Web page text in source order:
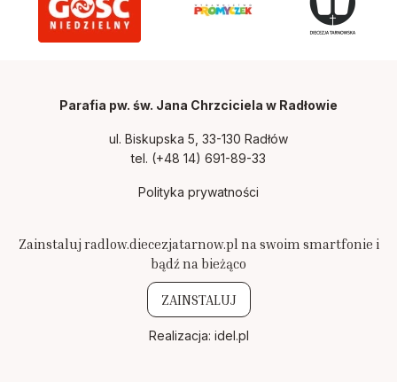
Parafia pw. św. Jana Chrzciciela w Radłowie
ul. Biskupska 5, 33-130 Radłów
tel. (+48 14) 691-89-33
Polityka prywatności
Zainstaluj radlow.diecezjatarnow.pl na swoim smartfonie i
bądź na bieżąco
ZAINSTALUJ
Realizacja: idel.pl